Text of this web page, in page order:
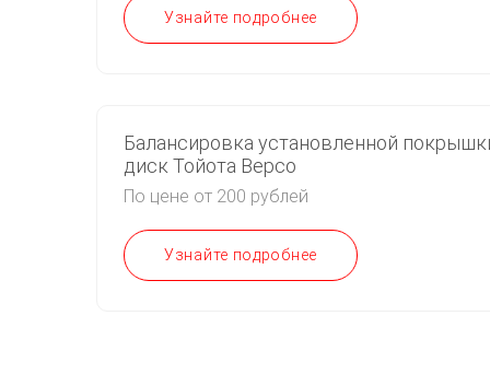
Узнайте подробнее
Балансировка установленной
диск Тойота Версо
По цене от 200 рублей
Узнайте подробнее